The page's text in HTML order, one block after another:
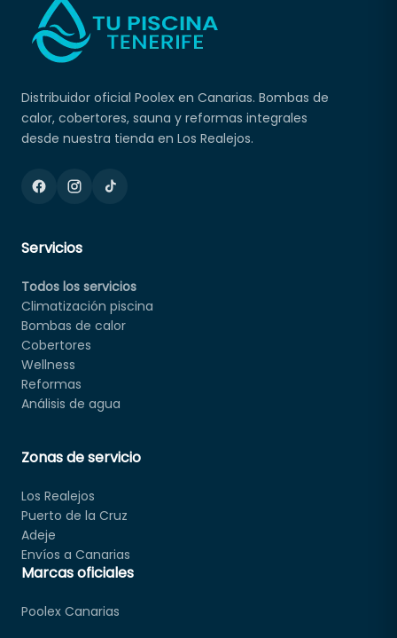
Distribuidor oficial Poolex en Canarias. Bombas de
calor, cobertores, sauna y reformas integrales
desde nuestra tienda en Los Realejos.
Servicios
Todos los servicios
Climatización piscina
Bombas de calor
Cobertores
Wellness
Reformas
Análisis de agua
Zonas de servicio
Los Realejos
Puerto de la Cruz
Adeje
Envíos a Canarias
Marcas oficiales
Poolex Canarias